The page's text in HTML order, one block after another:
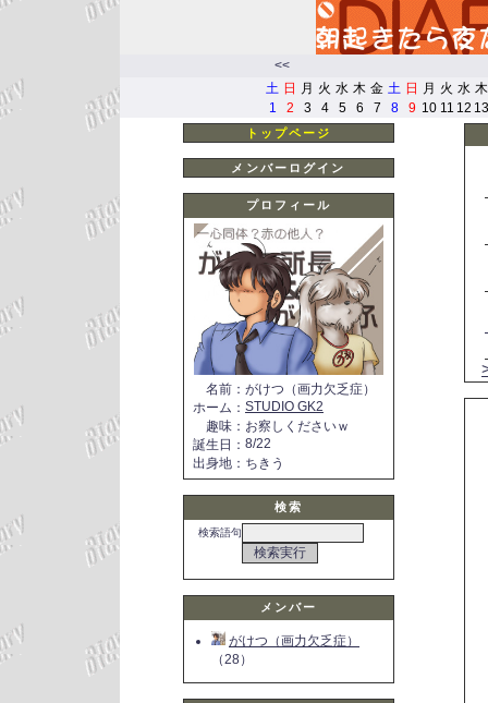
<<
土 日 月 火 水 木 金 土 日 月 火 水 木
1
2 3 4 5 6 7 8 9 10 11 12 13
トップページ
メンバーログイン
プロフィール
名前 ： がけつ（画力欠乏症）
ホーム ： STUDIO GK2
趣味 ： お察しくださいｗ
誕生日 ： 8/22
出身地 ： ちきう
検索
検索語句
メンバー
がけつ（画力欠乏症）
（28）